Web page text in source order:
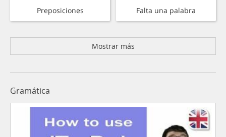
Preposiciones Falta una palabra
Mostrar más
Gramática